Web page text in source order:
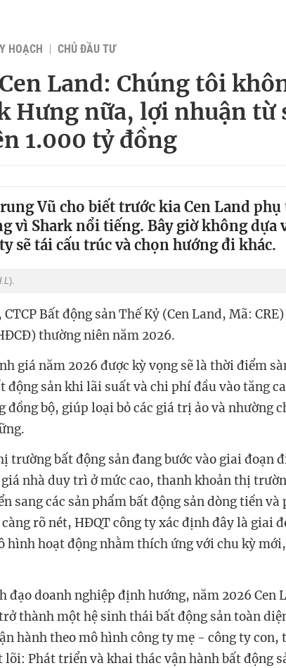
HOẠCH CHỦ ĐẦU TƯ
Land: Chúng tôi
Hưng nữa, lợi nhuận từ
1.000 tỷ đồng
Vũ cho biết trước kia Cen Land
vì Shark nổi tiếng. Bây giờ không dựa
sẽ tái cấu trúc và chọn hướng đi khác.
).
Bất động sản Thế Kỷ (Cen Land, Mã:
thường niên năm 2026.
giá năm 2026 được kỳ vọng sẽ là thời điểm
động sản khi lãi suất và chi phí đầu vào tăng
đồng bộ, giúp loại bỏ các giá trị ảo và nhường
trường bất động sản đang bước vào giai đoạn
nhà duy trì ở mức cao, thanh khoản thị
sang các sản phẩm bất động sản dòng tiền và
rõ nét, HĐQT công ty xác định đây là giai
hình hoạt động nhằm thích ứng với chu kỳ
đạo doanh nghiệp định hướng, năm 2026 Cen
thành một hệ sinh thái bất động sản toàn
hành theo mô hình công ty mẹ - công ty con,
lõi: Phát triển và khai thác vận hành bất động